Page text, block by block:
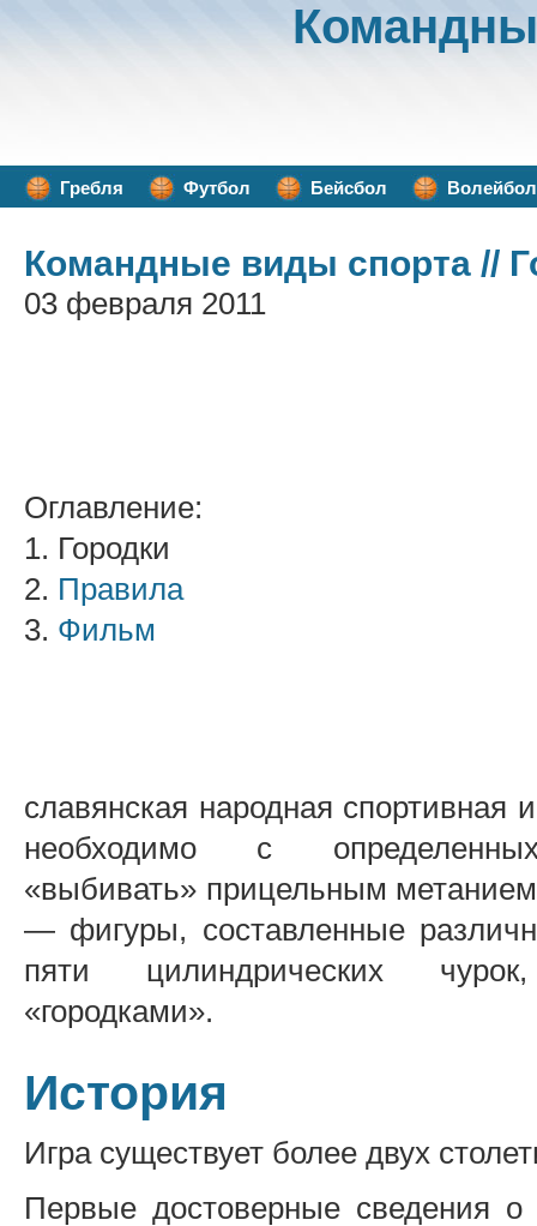
Гребля Футбол Бейсбол Волейбол
Командные виды спорта //
03 февраля 2011
Оглавление:
1. Городки
2. Правила
3. Фильм
славянская народная спортивная
необходимо с
«выбивать» прицельным метанием
— фигуры, составленные
пяти цилиндрических
«городками».
История
Игра существует более двух
Первые достоверные сведения о